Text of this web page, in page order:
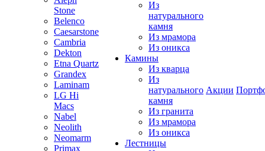
Stone
Belenco
Caesarstone
Cambria
Dekton
Etna Quartz
Grandex
Laminam
LG Hi
Macs
Nabel
Neolith
Neomarm
Primax
Из
натурального
камня
Из мрамора
Из оникса
Камины
Из кварца
Из
натурального
камня
Из гранита
Из мрамора
Из оникса
Лестницы
Акции